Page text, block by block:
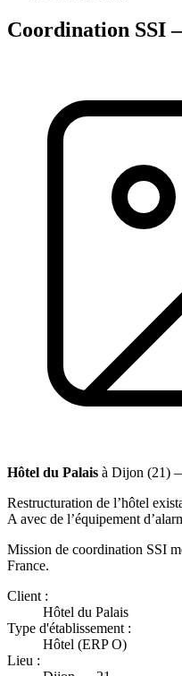
Coordination SSI
Hôtel du Palais à Dijon (21)
Restructuration de l’hôtel
A avec de l’équipement
Mission de coordination SSI
France.
Client :
Hôtel du Palais
Type d'établissement :
Hôtel (ERP O)
Lieu :